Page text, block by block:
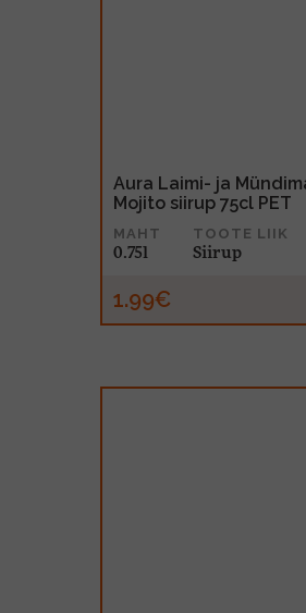
Aura Laimi- ja
Mojito siirup 75cl PET
MAHT
0.75l
TOOTE LIIK
Siirup
1.99€